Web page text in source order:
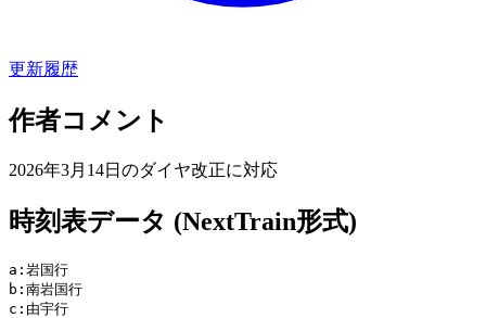
更新履歴
作者コメント
2026年3月14日のダイヤ改正に対応
時刻表データ (NextTrain形式)
a:岩国行
b:南岩国行
c:由宇行